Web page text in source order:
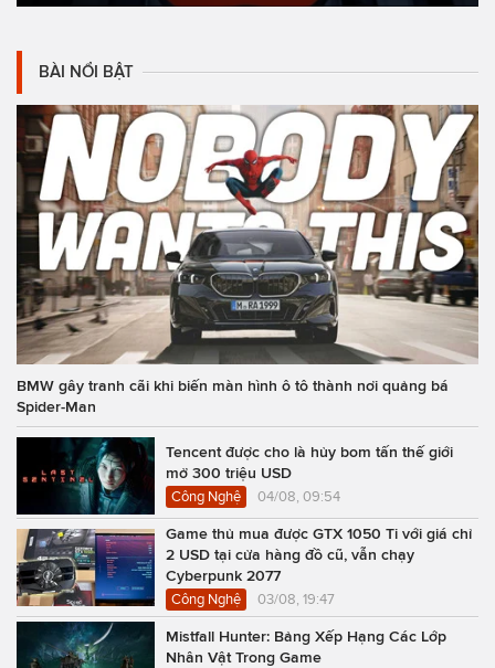
BÀI NỔI BẬT
BMW gây tranh cãi khi biến màn hình ô tô thành nơi quảng bá
Spider-Man
Tencent được cho là hủy bom tấn thế giới
mở 300 triệu USD
Công Nghệ 04/08, 09:54
Game thủ mua được GTX 1050 Ti với giá chỉ
2 USD tại cửa hàng đồ cũ, vẫn chạy
Cyberpunk 2077
Công Nghệ 03/08, 19:47
Mistfall Hunter: Bảng Xếp Hạng Các Lớp
Nhân Vật Trong Game